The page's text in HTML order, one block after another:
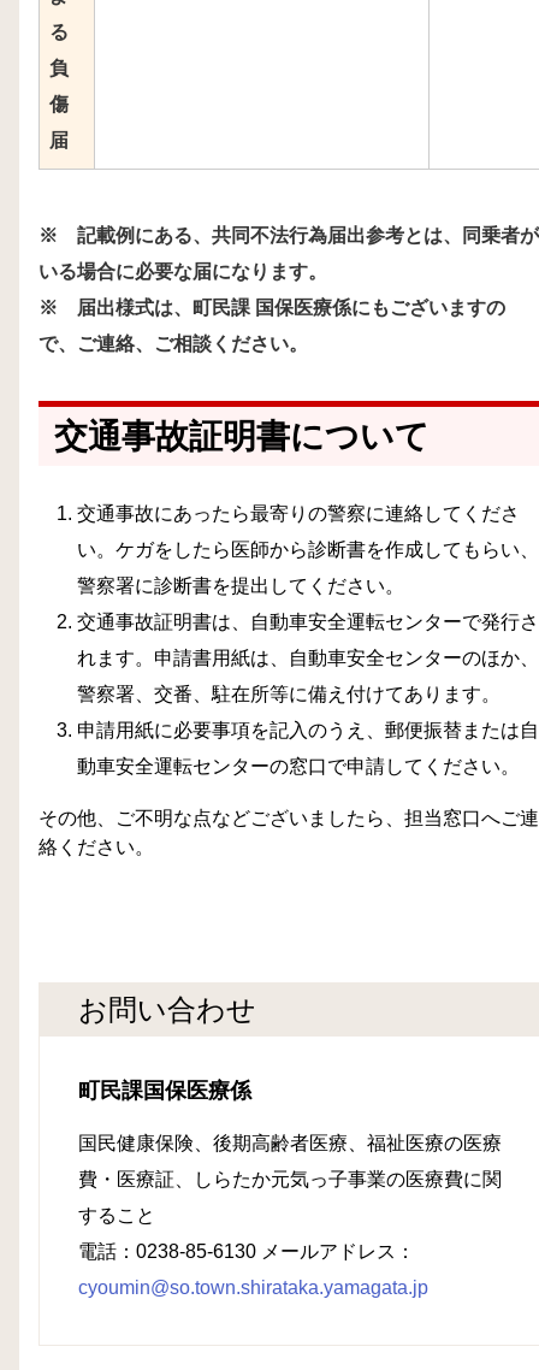
る
負
傷
届
※ 記載例にある、共同不法行為届出参考とは、同乗者が
いる場合に必要な届になります。
※ 届出様式は、町民課 国保医療係にもございますの
で、ご連絡、ご相談ください。
交通事故証明書について
交通事故にあったら最寄りの警察に連絡してくださ
い。ケガをしたら医師から診断書を作成してもらい、
警察署に診断書を提出してください。
交通事故証明書は、自動車安全運転センターで発行さ
れます。申請書用紙は、自動車安全センターのほか、
警察署、交番、駐在所等に備え付けてあります。
申請用紙に必要事項を記入のうえ、郵便振替または自
動車安全運転センターの窓口で申請してください。
その他、ご不明な点などございましたら、担当窓口へご連
絡ください。
お問い合わせ
町民課国保医療係
国民健康保険、後期高齢者医療、福祉医療の医療
費・医療証、しらたか元気っ子事業の医療費に関
すること
電話：0238-85-6130 メールアドレス：
cyoumin@so.town.shirataka.yamagata.jp